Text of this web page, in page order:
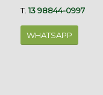
T.13 98844-0997
WHATSAPP